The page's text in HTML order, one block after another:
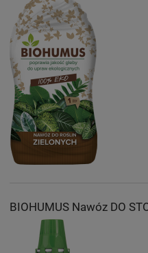
BIOHUMUS Nawóz DO